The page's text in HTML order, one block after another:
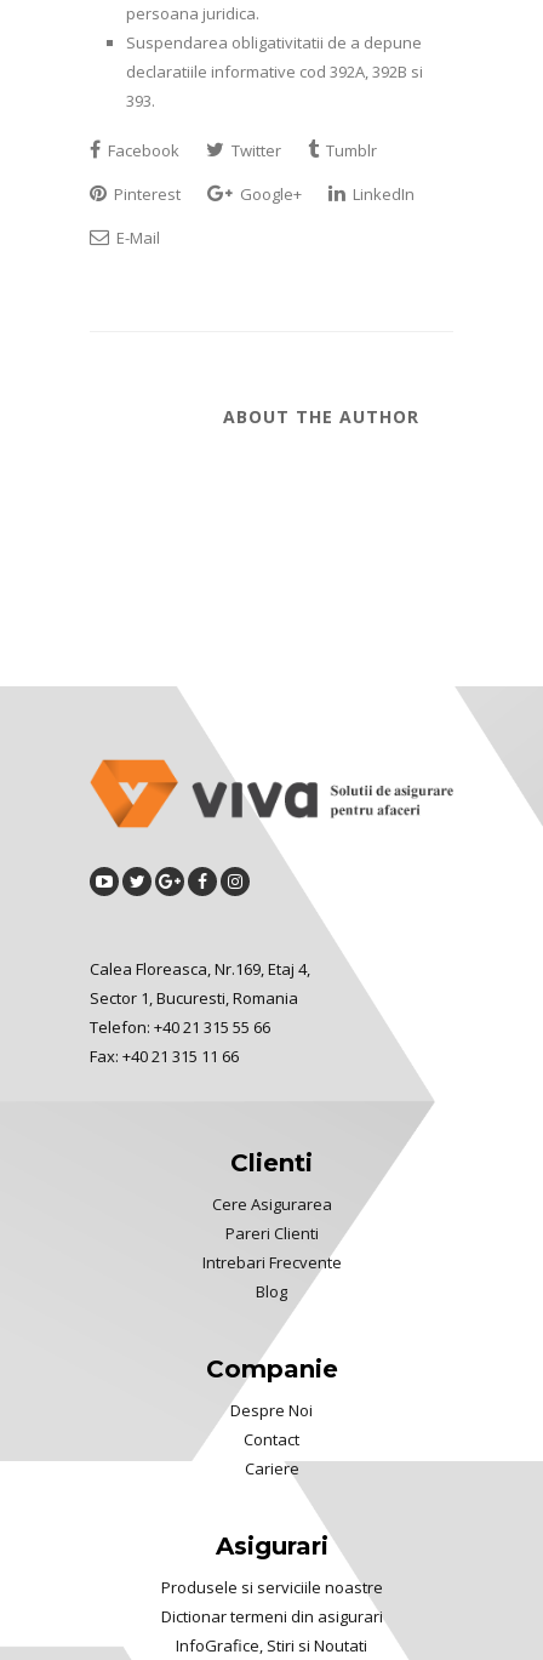
persoana juridica.
Suspendarea obligativitatii de a depune
declaratiile informative cod 392A, 392B si
393.
Facebook Twitter
Tumblr
Pinterest
Google+
LinkedIn
E-Mail
ABOUT THE AUTHOR
Calea Floreasca, Nr.169, Etaj 4,
Sector 1, Bucuresti, Romania
Telefon: +40 21 315 55 66
Fax: +40 21 315 11 66
Clienti
Cere Asigurarea
Pareri Clienti
Intrebari Frecvente
Blog
Companie
Despre Noi
Contact
Cariere
Asigurari
Produsele si serviciile noastre
Dictionar termeni din asigurari
InfoGrafice, Stiri si Noutati